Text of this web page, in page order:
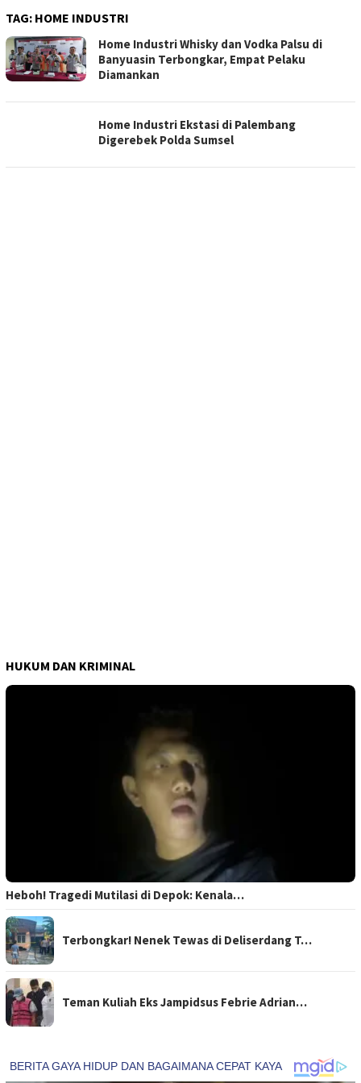
TAG: HOME INDUSTRI
Home Industri Whisky dan Vodka Palsu di
Banyuasin Terbongkar, Empat Pelaku
Diamankan
Home Industri Ekstasi di Palembang
Digerebek Polda Sumsel
HUKUM DAN KRIMINAL
Heboh! Tragedi Mutilasi di Depok: Kenala…
Terbongkar! Nenek Tewas di Deliserdang T…
Teman Kuliah Eks Jampidsus Febrie Adrian…